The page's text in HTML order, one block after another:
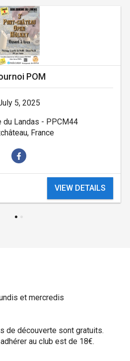
POM
5, 2025
du Landas - PPCM44
France
VIEW DETAILS
et mercredis
de découverte sont gratuits.
au club est de 18€.